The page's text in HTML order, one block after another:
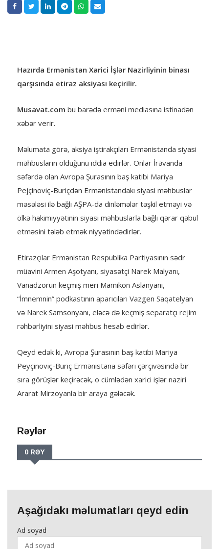
Hazırda Ermənistan Xarici İşlər Nazirliyinin binası
qarşısında etiraz aksiyası keçirilir.
Musavat.com bu barədə erməni mediasına istinadən
xəbər verir.
Məlumata görə, aksiya iştirakçıları Ermənistanda siyasi
məhbusların olduğunu iddia edirlər. Onlar İrəvanda
səfərdə olan Avropa Şurasının baş katibi Mariya
Pejçinoviç-Buriçdən Ermənistandakı siyasi məhbuslar
məsələsi ilə bağlı AŞPA-da dinləmələr təşkil etməyi və
ölkə hakimiyyətinin siyasi məhbuslarla bağlı qərar qəbul
etməsini tələb etmək niyyətindədirlər.
Etirazçılar Ermənistan Respublika Partiyasının sədr
müavini Armen Aşotyanı, siyasətçi Narek Malyanı,
Vanadzorun keçmiş meri Mamikon Aslanyanı,
“İmnemnin” podkastının aparıcıları Vazgen Saqatelyan
və Narek Samsonyanı, eləcə də keçmiş separatçı rejim
rəhbərliyini siyasi məhbus hesab edirlər.
Qeyd edək ki, Avropa Şurasının baş katibi Mariya
Peyçinoviç-Buriç Ermənistana səfəri çərçivəsində bir
sıra görüşlər keçirəcək, o cümlədən xarici işlər naziri
Ararat Mirzoyanla bir araya gələcək.
Rəylər
0 RƏY
Aşağıdakı məlumatları qeyd edin
Ad soyad